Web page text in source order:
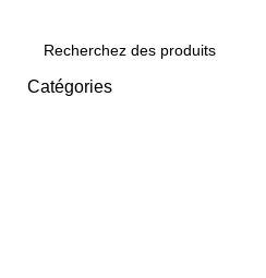
Catégories